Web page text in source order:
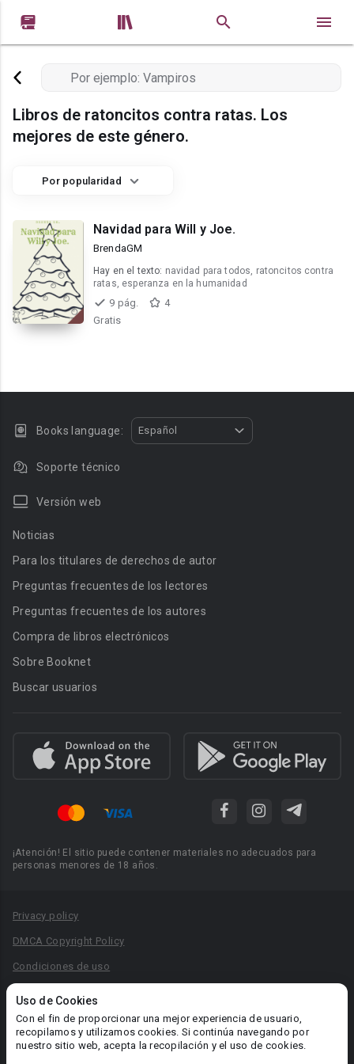
 
Libros de ratoncitos contra ratas. Los
mejores de este género.
Por popularidad
Navidad para Will y Joe.
BrendaGM
Hay en el texto: navidad para todos, ratoncitos contra
ratas, esperanza en la humanidad
9 pág.
4
Gratis
Uso de Cookies
Con el fin de proporcionar una mejor experiencia de usuario,
recopilamos y utilizamos cookies. Si continúa navegando por
nuestro sitio web, acepta la recopilación y el uso de cookies.
Books language: Español
Soporte técnico
Versión web
Noticias
Para los titulares de derechos de autor
Preguntas frecuentes de los lectores
Preguntas frecuentes de los autores
Compra de libros electrónicos
Sobre Booknet
Buscar usuarios
¡Atención! El sitio puede contener materiales no adecuados para
personas menores de 18 años.
Privacy policy
DMCA Copyright Policy
Condiciones de uso
Reglas para la publicación de libros
Área RR.PP.: pr@booknet.com